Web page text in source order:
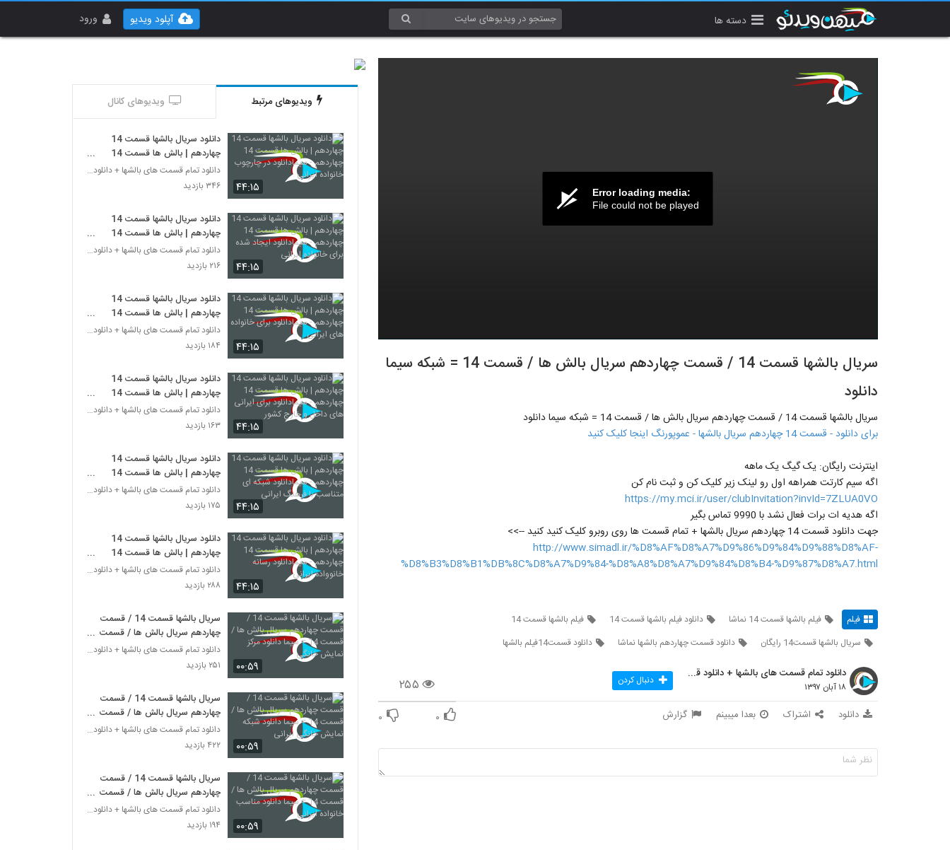
دسته ها ورود آپلود ویدیو
Error loading media:
File could not be played
سریال بالشها قسمت 14 / قسمت چهاردهم سریال بالش ها / قسمت 14 = شبکه سیما
دانلود
سریال بالشها قسمت 14 / قسمت چهاردهم سریال بالش ها / قسمت 14 = شبکه سیما دانلود
برای دانلود - قسمت 14 چهاردهم سریال بالشها - عموپورنگ اینجا کلیک کنید
اینترنت رایگان: یک گیگ یک ماهه
اگه سیم کارتت همراهه اول رو لینک زیر کلیک کن و ثبت نام کن
https://my.mci.ir/user/clubInvitation?invId=7ZLUA0VO
اگه هدیه ات برات فعال نشد با 9990 تماس بگیر
جهت دانلود قسمت 14 چهاردهم سریال بالشها + تمام قسمت ها روی روبرو کلیک کنید کنید -->>
http://www.simadl.ir/%D8%AF%D8%A7%D9%86%D9%84%D9%88%D8%AF-
%D8%B3%D8%B1%DB%8C%D8%A7%D9%84-%D8%A8%D8%A7%D9%84%D8%B4-%D9%87%D8%A7.html
فیلم فیلم بالشها قسمت 14 نماشا دانلود فیلم بالشها قسمت 14
فیلم بالشها قسمت 14
سريال بالشها قسمت14 رایگان
دانلود قسمت چهاردهم بالشها نماشا دانلود قسمت14فیلم بالشها
۲۵۵
دانلود تمام قسمت های بالشها + دانلود قسمت 14 چهارد
۱۸ آبان ۱۳۹۷ دنبال کردن
دانلود اشتراک بعدا میبینم گزارش ۰ ۰
ویدیوهای مرتبط ویدیوهای کانال
۴۴:۱۵
دانلود سریال بالشها قسمت 14
چهاردهم | بالش ها قسمت 14
چهاردهم - سیمادانلود در چارچوب
خانواده ایرانی
دانلود تمام قسمت های بالشها + دانلود قسمت 14 چهارد
۳۴۶ بازدید
۴۴:۱۵
دانلود سریال بالشها قسمت 14
چهاردهم | بالش ها قسمت 14
چهاردهم - سیمادانلود ایجاد شده
برای خانواده ایرانی
دانلود تمام قسمت های بالشها + دانلود قسمت 14 چهارد
۲۱۶ بازدید
۴۴:۱۵
دانلود سریال بالشها قسمت 14
چهاردهم | بالش ها قسمت 14
چهاردهم - سیمادانلود برای خانواده
های ایرانی
دانلود تمام قسمت های بالشها + دانلود قسمت 14 چهارد
۱۸۴ بازدید
۴۴:۱۵
دانلود سریال بالشها قسمت 14
چهاردهم | بالش ها قسمت 14
چهاردهم - سیمادانلود برای ایرانی
های داخل و خارج کشور
دانلود تمام قسمت های بالشها + دانلود قسمت 14 چهارد
۱۶۳ بازدید
۴۴:۱۵
دانلود سریال بالشها قسمت 14
چهاردهم | بالش ها قسمت 14
چهاردهم - سیمادانلود شبکه ای
متناسب با فرهنگ ایرانی
دانلود تمام قسمت های بالشها + دانلود قسمت 14 چهارد
۱۷۵ بازدید
۴۴:۱۵
دانلود سریال بالشها قسمت 14
چهاردهم | بالش ها قسمت 14
چهاردهم - سیمادانلود رسانه خانوواده
ایرانی
دانلود تمام قسمت های بالشها + دانلود قسمت 14 چهارد
۲۸۸ بازدید
۰۰:۵۹
سریال بالشها قسمت 14 / قسمت
چهاردهم سریال بالش ها / قسمت
14 = سیما دانلود مرکز نمایش خانگی
دانلود تمام قسمت های بالشها + دانلود قسمت 14 چهارد
۲۵۱ بازدید
۰۰:۵۹
سریال بالشها قسمت 14 / قسمت
چهاردهم سریال بالش ها / قسمت
14 = سیما دانلود شبکه نمایش
خانگی ایرانی
دانلود تمام قسمت های بالشها + دانلود قسمت 14 چهارد
۴۲۲ بازدید
۰۰:۵۹
سریال بالشها قسمت 14 / قسمت
چهاردهم سریال بالش ها / قسمت
14 = سیما دانلود مناسب خانواده
ایرانی
دانلود تمام قسمت های بالشها + دانلود قسمت 14 چهارد
۱۹۴ بازدید